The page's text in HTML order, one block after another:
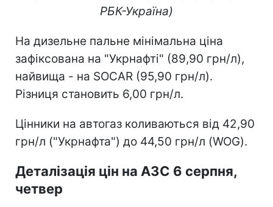
РБК-Україна)
На дизельне пальне мінімальна ціна
зафіксована на "Укрнафті" (89,90 грн/л),
найвища - на SOCAR (95,90 грн/л).
Різниця становить 6,00 грн/л.
Цінники на автогаз коливаються від 42,90
грн/л ("Укрнафта") до 44,50 грн/л (WOG).
Деталізація цін на АЗС 6 серпня,
четвер